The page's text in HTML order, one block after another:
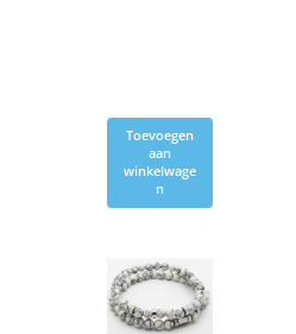
Toevoegen
aan
winkelwage
n